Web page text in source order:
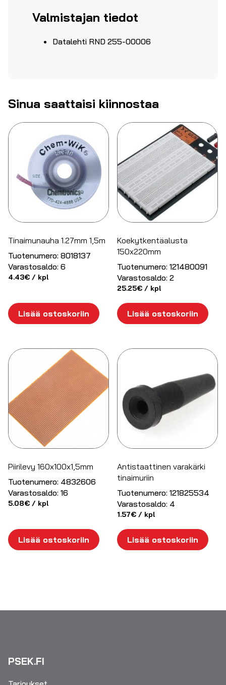
Valmistajan tiedot
Datalehti RND 255-00006
Sinua saattaisi kiinnostaa
Tinaimunauha 1.27mm 1,5m
Tuotenumero: 8018137
Varastosaldo: 6
4.43€ / kpl
Lisää ostoskoriin
Koekytkentäalusta
150x220mm
Tuotenumero: 121480091
Varastosaldo: 2
25.25€ / kpl
Lisää ostoskoriin
Piirilevy 160x100x1,5mm
Tuotenumero: 4832606
Varastosaldo: 16
5.08€ / kpl
Lisää ostoskoriin
Antistaattinen varakärki
tinaimuriin
Tuotenumero: 121825534
Varastosaldo: 4
1.57€ / kpl
Lisää ostoskoriin
PSEK.FI